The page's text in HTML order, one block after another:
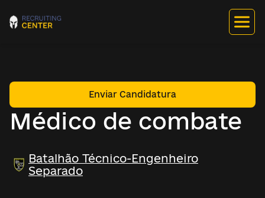
Médico de combate
Enviar Candidatura
Batalhão Técnico-Engenheiro
Separado